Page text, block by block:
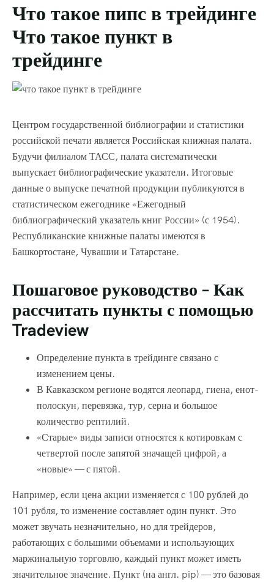
Что такое пипс в трейдинге
Что такое пункт в
трейдинге
Центром государственной библиографии и статистики
российской печати является Российская книжная палата.
Будучи филиалом ТАСС, палата систематически
выпускает библиографические указатели. Итоговые
данные о выпуске печатной продукции публикуются в
статистическом ежегоднике «Ежегодный
библиографический указатель книг России» (с 1954).
Республиканские книжные палаты имеются в
Башкортостане, Чувашии и Татарстане.
Пошаговое руководство – Как
рассчитать пункты с помощью
Tradeview
Определение пункта в трейдинге связано с
изменением цены.
В Кавказском регионе водятся леопард, гиена, енот-
полоскун, перевязка, тур, серна и большое
количество рептилий.
«Старые» виды записи относятся к котировкам с
четвертой после запятой значащей цифрой, а
«новые» — с пятой.
Например, если цена акции изменяется с 100 рублей до
101 рубля, то изменение составляет один пункт. Это
может звучать незначительно, но для трейдеров,
работающих с большими объемами и использующих
маржинальную торговлю, каждый пункт может иметь
значительное значение. Пункт (на англ. pip) — это базовая